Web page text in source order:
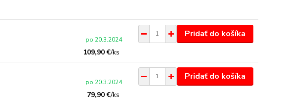
109,90 €/ks
po 20.3.2024
Pridať do košíka
79,90 €/ks
po 20.3.2024
Pridať do košíka